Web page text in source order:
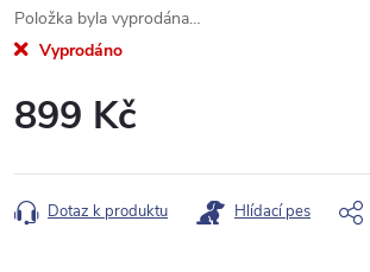
Položka byla vyprodána…
Vyprodáno
899 Kč
cena:
Dotaz k produktu Hlídací pes